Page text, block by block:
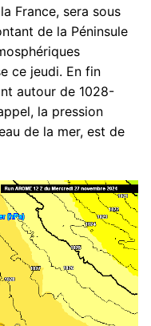
France, sera sous
de la Péninsule
ce jeudi. En fin
autour de 1028-
la pression
de la mer, est de